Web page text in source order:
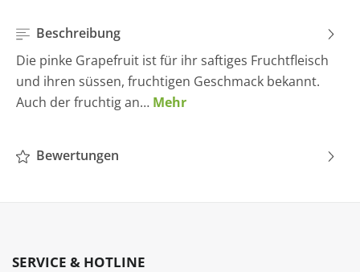
Beschreibung
Die pinke Grapefruit ist für ihr saftiges Fruchtfleisch
und ihren süssen, fruchtigen Geschmack bekannt.
Auch der fruchtig an… Mehr
Bewertungen
SERVICE & HOTLINE